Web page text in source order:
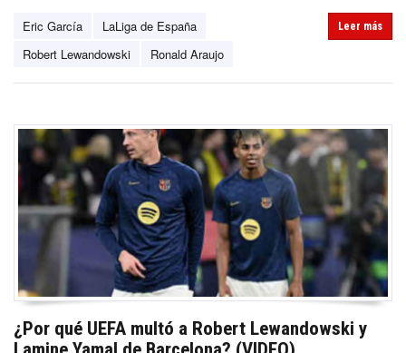
Eric García
LaLiga de España
Robert Lewandowski
Ronald Araujo
Leer más
¿Por qué UEFA multó a Robert Lewandowski y